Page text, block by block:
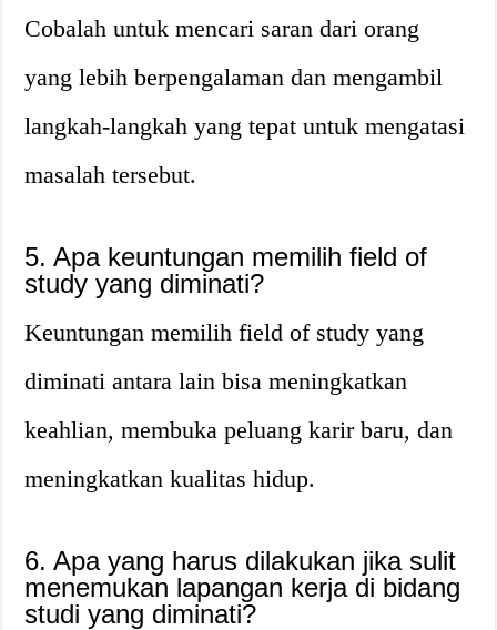
Cobalah untuk mencari saran dari orang
yang lebih berpengalaman dan mengambil
langkah-langkah yang tepat untuk mengatasi
masalah tersebut.
5. Apa keuntungan memilih field of
study yang diminati?
Keuntungan memilih field of study yang
diminati antara lain bisa meningkatkan
keahlian, membuka peluang karir baru, dan
meningkatkan kualitas hidup.
6. Apa yang harus dilakukan jika sulit
menemukan lapangan kerja di bidang
studi yang diminati?